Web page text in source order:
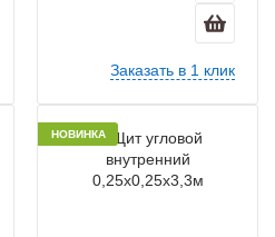
Заказать в 1 клик
НОВИНКА